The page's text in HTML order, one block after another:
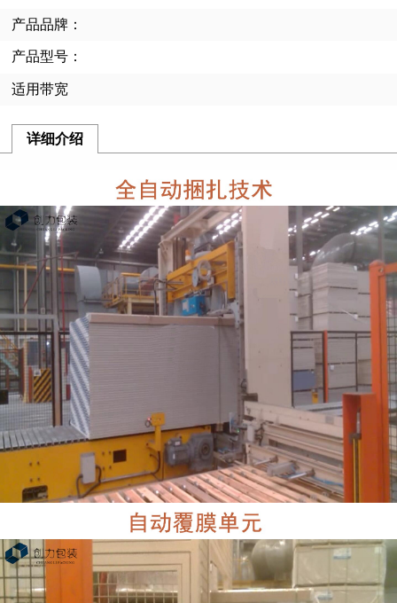
产品品牌：
产品型号：
适用带宽
详细介绍